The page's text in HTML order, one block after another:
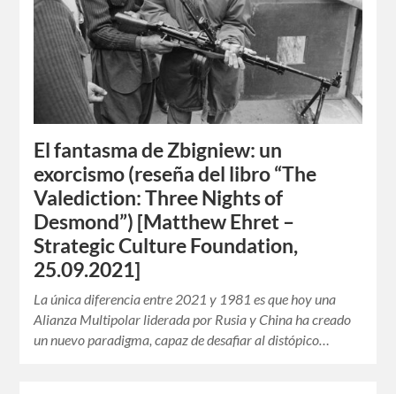
El fantasma de Zbigniew: un
exorcismo (reseña del libro “The
Valediction: Three Nights of
Desmond”) [Matthew Ehret –
Strategic Culture Foundation,
25.09.2021]
La única diferencia entre 2021 y 1981 es que hoy una
Alianza Multipolar liderada por Rusia y China ha creado
un nuevo paradigma, capaz de desafiar al distópico…